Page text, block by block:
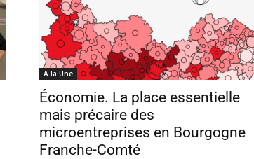
A la Une
Économie. La place essentielle
mais précaire des
microentreprises en Bourgogne
Franche-Comté